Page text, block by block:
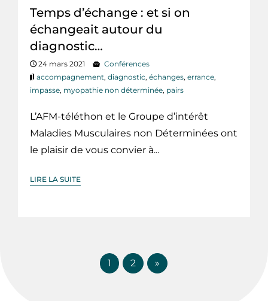
Temps d’échange : et si on
échangeait autour du
diagnostic…
24 mars 2021
Conférences
accompagnement, diagnostic, échanges, errance,
impasse, myopathie non déterminée, pairs
L’AFM-téléthon et le Groupe d’intérêt
Maladies Musculaires non Déterminées ont
le plaisir de vous convier à...
LIRE LA SUITE
1 2 »